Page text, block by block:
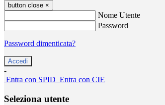
button close ×
Nome Utente
Password
Password dimenticata?
-
Entra con SPID Entra con CIE
Seleziona utente